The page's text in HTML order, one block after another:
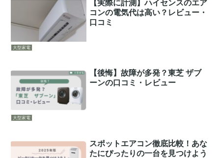
大型家電
【実際に計測】ハイセンスのエア
コンの電気代は高い？レビュー・
口コミ
大型家電
【後悔】故障が多発？東芝 ザブ
ーンの口コミ・レビュー
スポットエアコン徹底比較！あな
たにぴったりの一台を見つけよう